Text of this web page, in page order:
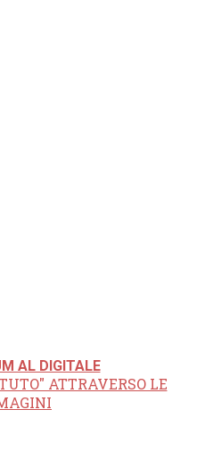
AL DIGITALE
ATTRAVERSO LE